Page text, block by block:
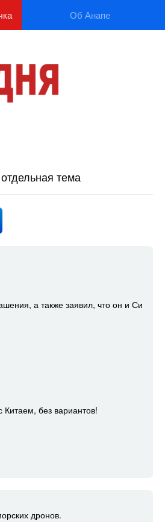
Об Анапе
тема
а также заявил, что он и Си
Китаем, без вариантов!
дронов.